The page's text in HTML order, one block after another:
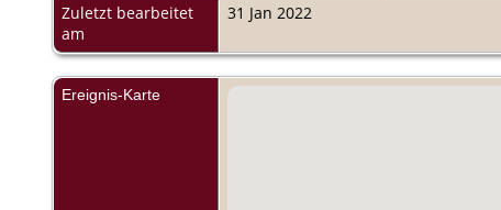
Zuletzt bearbeitet
am
31 Jan 2022
Ereignis-Karte